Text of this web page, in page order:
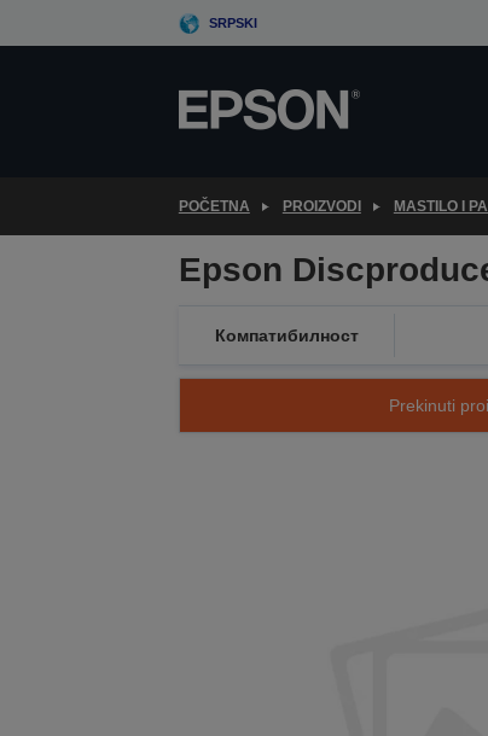
to
SRPSKI
POČETNA PROIZVODI MASTILO I
Epson
Компатибилност
Prekinuti